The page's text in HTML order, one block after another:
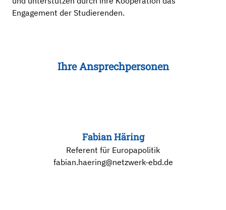
Engagement der Studierenden.
Ihre Ansprechpersonen
Fabian Häring
Referent für Europapolitik
fabian.haering@netzwerk-ebd.de